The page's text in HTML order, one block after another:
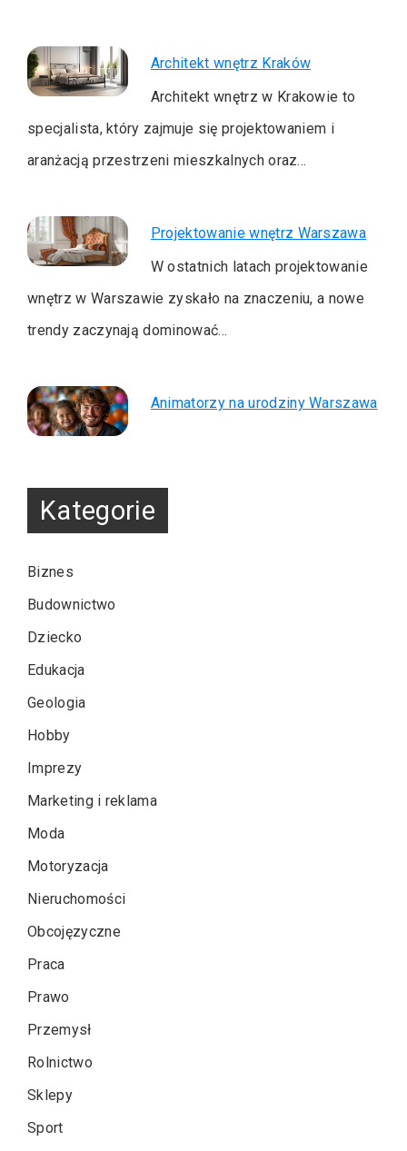
Architekt wnętrz Kraków
Architekt wnętrz w Krakowie to
specjalista, który zajmuje się projektowaniem i
aranżacją przestrzeni mieszkalnych oraz…
Projektowanie wnętrz Warszawa
W ostatnich latach projektowanie
wnętrz w Warszawie zyskało na znaczeniu, a nowe
trendy zaczynają dominować…
Animatorzy na urodziny Warszawa
Kategorie
Biznes
Budownictwo
Dziecko
Edukacja
Geologia
Hobby
Imprezy
Marketing i reklama
Moda
Motoryzacja
Nieruchomości
Obcojęzyczne
Praca
Prawo
Przemysł
Rolnictwo
Sklepy
Sport